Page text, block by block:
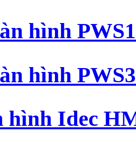
hình
hình
hình Idec